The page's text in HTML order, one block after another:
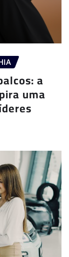
a
uma